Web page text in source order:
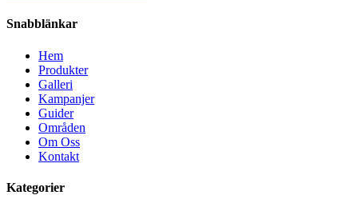
Snabblänkar
Hem
Produkter
Galleri
Kampanjer
Guider
Områden
Om Oss
Kontakt
Kategorier